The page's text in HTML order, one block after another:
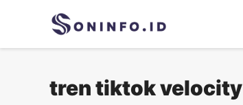
tren tiktok velocity